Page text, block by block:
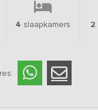
4 slaapkamers 2